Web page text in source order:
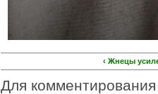
‹ Жнецы
Для